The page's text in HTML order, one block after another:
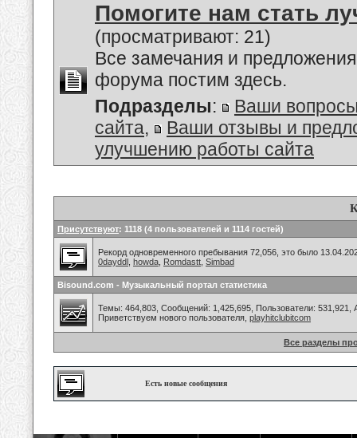
Помогите нам стать
(просматривают: 21)
Все замечания и
форума постим здесь.
Подразделы:
Ваши
сайта,
Ваши отзывы и
улучшению работы сайта
Присутствуют: 1118 (4 пользователей и 1114 гостей)
Рекорд одновременного пребывания 72,056, это было
0dayddl howda Romdastt Simbad
Bisound.com - Музыкальный портал статистика
Темы: 464,803, Сообщений: 1,425,695, Пользователи: 531,921,
Приветствуем нового пользователя, playhitclubitcom
Все разделы
Есть новые сообщения